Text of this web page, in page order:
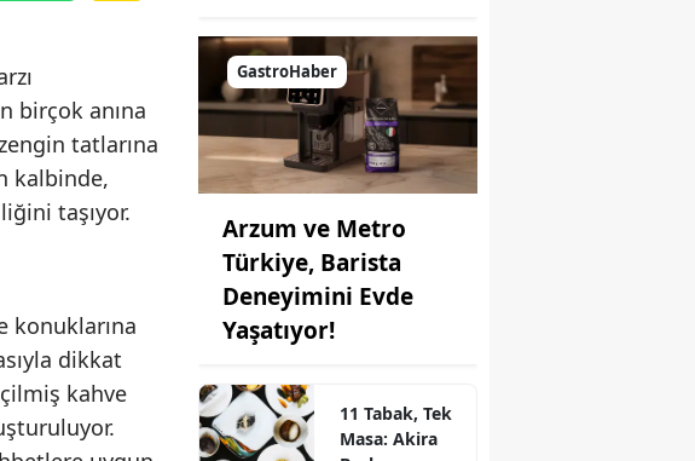
birçok anına
tatlarına
kalbinde,
taşıyor.
konuklarına
dikkat
kahve
GastroHaber
Arzum ve Metro
Türkiye, Barista
Deneyimini Evde
Yaşatıyor!
11 Tabak, Tek
Masa: Akira